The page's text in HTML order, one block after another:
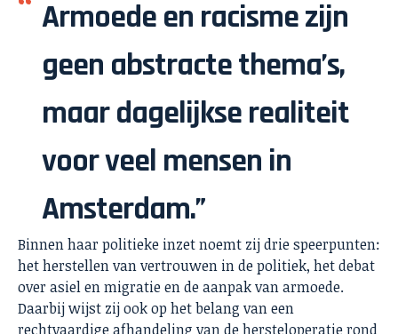
Armoede en racisme zijn
geen abstracte thema’s,
maar dagelijkse realiteit
voor veel mensen in
Amsterdam.”
Binnen haar politieke inzet noemt zij drie speerpunten:
het herstellen van vertrouwen in de politiek, het debat
over asiel en migratie en de aanpak van armoede.
Daarbij wijst zij ook op het belang van een
rechtvaardige afhandeling van de hersteloperatie rond